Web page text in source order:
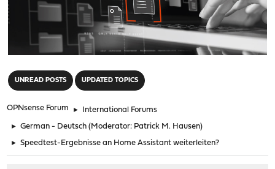
UNREAD POSTS UPDATED TOPICS
OPNsense Forum ► International Forums
► German - Deutsch (Moderator: Patrick M. Hausen)
► Speedtest-Ergebnisse an Home Assistant weiterleiten?